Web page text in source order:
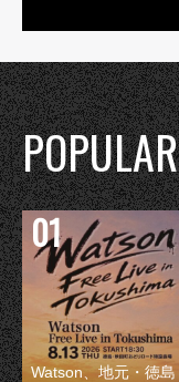
POPULAR
Watson、地元・徳島